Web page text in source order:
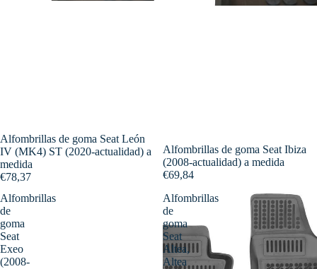
Alfombrillas de goma Seat León
IV (MK4) ST (2020-actualidad) a
medida
€78,37
Alfombrillas de goma Seat Ibiza
(2008-actualidad) a medida
€69,84
Alfombrillas
de
goma
Seat
Exeo
(2008-
Alfombrillas
de
goma
Seat
Altea,
Altea